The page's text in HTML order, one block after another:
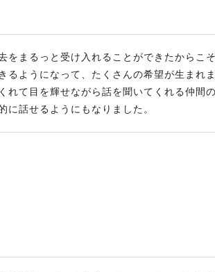
をまるっと受け入れることができたからこ
るようになって、たくさんの希望が生まれ
れて目を輝せながら話を聞いてくれる仲間
話せるようにもなりました。